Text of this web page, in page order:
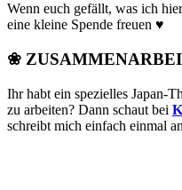
Wenn euch gefällt, was ich
eine kleine Spende freuen ♥
❀
Ihr habt ein spezielles Japan-
zu arbeiten? Dann schaut bei
schreibt mich einfach einmal